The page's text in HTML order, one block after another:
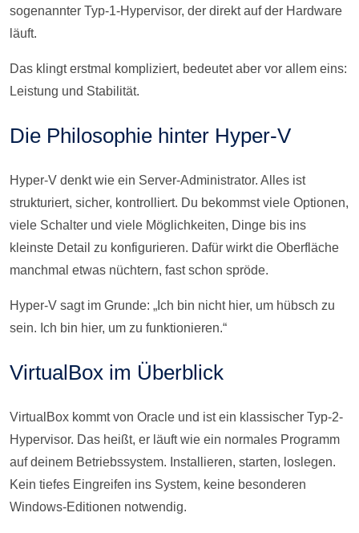
sogenannter Typ-1-Hypervisor, der direkt auf der Hardware
läuft.
Das klingt erstmal kompliziert, bedeutet aber vor allem eins:
Leistung und Stabilität.
Die Philosophie hinter Hyper-V
Hyper-V denkt wie ein Server-Administrator. Alles ist
strukturiert, sicher, kontrolliert. Du bekommst viele Optionen,
viele Schalter und viele Möglichkeiten, Dinge bis ins
kleinste Detail zu konfigurieren. Dafür wirkt die Oberfläche
manchmal etwas nüchtern, fast schon spröde.
Hyper-V sagt im Grunde: „Ich bin nicht hier, um hübsch zu
sein. Ich bin hier, um zu funktionieren.“
VirtualBox im Überblick
VirtualBox kommt von Oracle und ist ein klassischer Typ-2-
Hypervisor. Das heißt, er läuft wie ein normales Programm
auf deinem Betriebssystem. Installieren, starten, loslegen.
Kein tiefes Eingreifen ins System, keine besonderen
Windows-Editionen notwendig.